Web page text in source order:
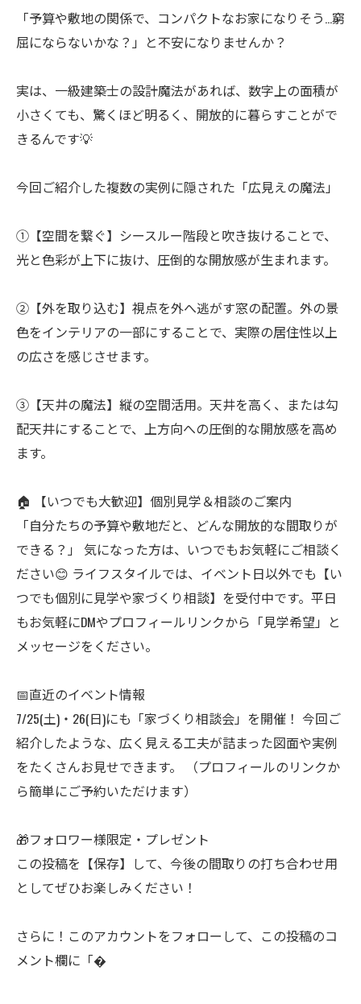
「予算や敷地の関係で、コンパクトなお家になりそう…窮
屈にならないかな？」と不安になりませんか？
実は、一級建築士の設計魔法があれば、数字上の面積が
小さくても、驚くほど明るく、開放的に暮らすことがで
きるんです💡
今回ご紹介した複数の実例に隠された「広見えの魔法」
①【空間を繋ぐ】シースルー階段と吹き抜けることで、
光と色彩が上下に抜け、圧倒的な開放感が生まれます。
②【外を取り込む】視点を外へ逃がす窓の配置。外の景
色をインテリアの一部にすることで、実際の居住性以上
の広さを感じさせます。
③【天井の魔法】縦の空間活用。天井を高く、または勾
配天井にすることで、上方向への圧倒的な開放感を高め
ます。
🏠 【いつでも大歓迎】個別見学＆相談のご案内
「自分たちの予算や敷地だと、どんな開放的な間取りが
できる？」 気になった方は、いつでもお気軽にご相談く
ださい😊 ライフスタイルでは、イベント日以外でも【い
つでも個別に見学や家づくり相談】を受付中です。平日
もお気軽にDMやプロフィールリンクから「見学希望」と
メッセージをください。
📅直近のイベント情報
7/25(土)・26(日)にも「家づくり相談会」を開催！ 今回ご
紹介したような、広く見える工夫が詰まった図面や実例
をたくさんお見せできます。 （プロフィールのリンクか
ら簡単にご予約いただけます）
🎁フォロワー様限定・プレゼント
この投稿を【保存】して、今後の間取りの打ち合わせ用
としてぜひお楽しみください！
さらに！このアカウントをフォローして、この投稿のコ
メント欄に「�